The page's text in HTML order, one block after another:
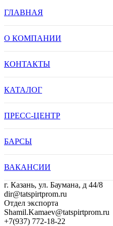
ГЛАВНАЯ
О КОМПАНИИ
КОНТАКТЫ
КАТАЛОГ
ПРЕСС-ЦЕНТР
БАРСЫ
ВАКАНСИИ
г. Казань, ул. Баумана, д 44/8
dir@tatspirtprom.ru
Отдел экспорта
Shamil.Kamaev@tatspirtprom.ru
+7(937) 772-18-22